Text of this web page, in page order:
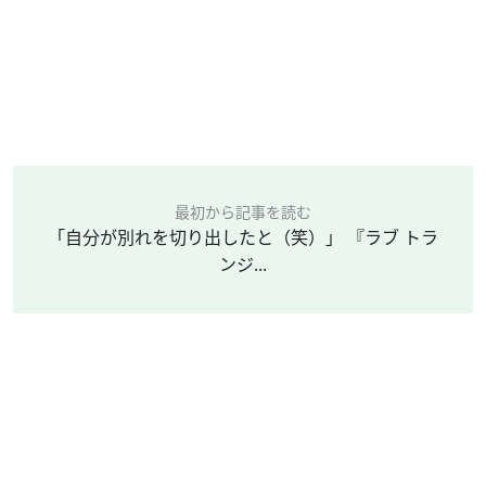
最初から記事を読む
「自分が別れを切り出したと（笑）」 『ラブ トラ
ンジ...